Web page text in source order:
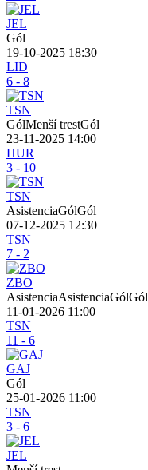
JEL
Gól
19-10-2025 18:30
LID
6 - 8
TSN
GólMenší trestGól
23-11-2025 14:00
HUR
3 - 10
TSN
AsistenciaGólGól
07-12-2025 12:30
TSN
7 - 2
ZBO
AsistenciaAsistenciaGólGól
11-01-2026 11:00
TSN
11 - 6
GAJ
Gól
25-01-2026 11:00
TSN
3 - 6
JEL